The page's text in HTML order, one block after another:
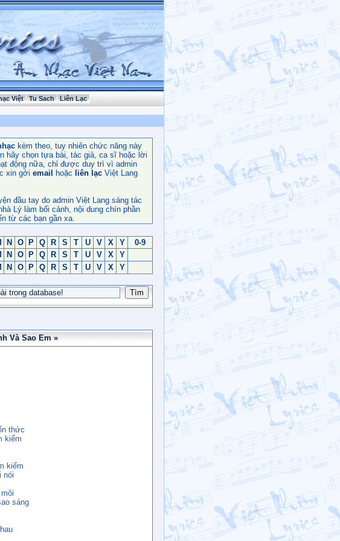
Việt Tu Sach Liên Lạc
kèm theo, tuy nhiên chức năng này
hãy chọn tựa bài, tác giả, ca sĩ hoặc lời
động nữa, chỉ được duy trì vì admin
xin gởi email hoặc liên lạc Việt Lang
đầu tay do admin Việt Lang sáng tác
Lý làm bối cảnh, nội dung chín phần
từ các bạn gần xa.
N O P Q R S T U V X Y
0-9
N O P Q R S T U V X
Y
N O P Q R S T U V X Y
Và Sao Em »
thức
kiếm
kiếm
nói
sáng